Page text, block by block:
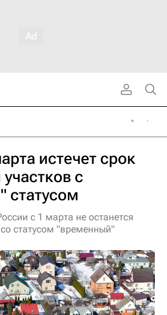
истечет срок
с
статусом
с 1 марта не останется
статусом "временный"